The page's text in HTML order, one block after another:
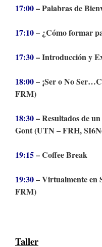
17:00– Palabras de
17:10– ¿Cómo formar
17:30– Introducción y
18:00– ¡Ser o No
FRM)
18:30– Resultados de
Gont (UTN – FRH,
19:15– Coffee Break
19:30– Virtualmente en
FRM)
Taller